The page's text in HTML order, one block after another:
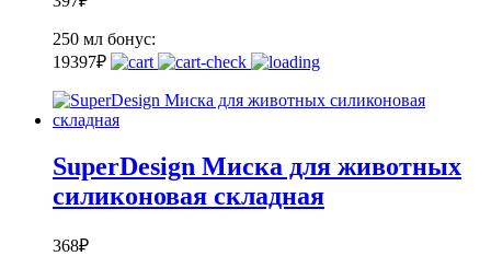
250 мл бонус:
19397₽
SuperDesign Миска для животных
силиконовая складная
368₽